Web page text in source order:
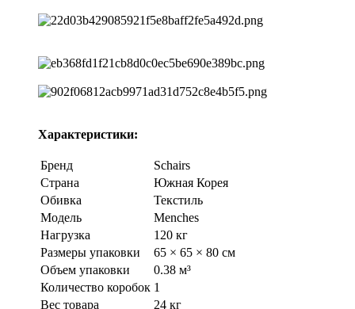
Характеристики:
Бренд
Schairs
Страна
Южная Корея
Обивка
Текстиль
Модель
Menches
Нагрузка
120 кг
Размеры упаковки
65 × 65 × 80 см
Объем упаковки
0.38 м³
Количество коробок 1
Вес товара
24 кг